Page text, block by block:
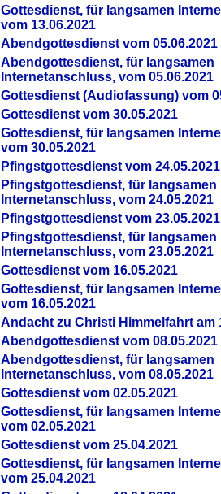
Gottesdienst, für langsamen
vom 13.06.2021
Abendgottesdienst vom 05.06.2021
Abendgottesdienst, für langsamen
Internetanschluss, vom 05.06.2021
Gottesdienst (Audiofassung) vom
Gottesdienst vom 30.05.2021
Gottesdienst, für langsamen
vom 30.05.2021
Pfingstgottesdienst vom 24.05.2021
Pfingstgottesdienst, für langsamen
Internetanschluss, vom 24.05.2021
Pfingstgottesdienst vom 23.05.2021
Pfingstgottesdienst, für langsamen
Internetanschluss, vom 23.05.2021
Gottesdienst vom 16.05.2021
Gottesdienst, für langsamen
vom 16.05.2021
Andacht zu Christi Himmelfahrt am
Abendgottesdienst vom 08.05.2021
Abendgottesdienst, für langsamen
Internetanschluss, vom 08.05.2021
Gottesdienst vom 02.05.2021
Gottesdienst, für langsamen
vom 02.05.2021
Gottesdienst vom 25.04.2021
Gottesdienst, für langsamen
vom 25.04.2021